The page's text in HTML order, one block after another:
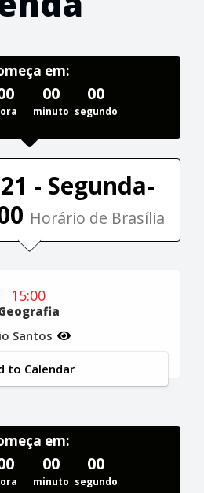
em:
00
minuto
00
segundo
- Segunda-
Horário de Brasília
15:00
Santos
to Calendar
em:
00
minuto
00
segundo